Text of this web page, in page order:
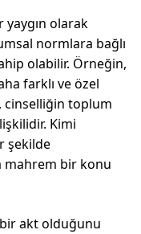
olarak
normlara bağlı
olabilir. Örneğin,
farklı ve özel
cinselliğin toplum
Kimi
şekilde
mahrem bir konu
akt olduğunu